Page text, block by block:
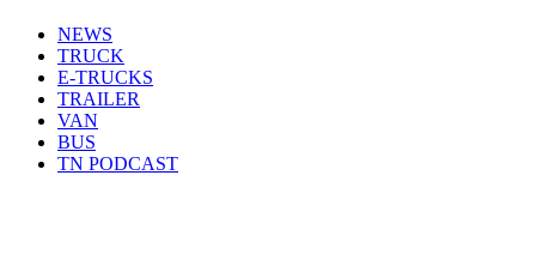
NEWS
TRUCK
E-TRUCKS
TRAILER
VAN
BUS
TN PODCAST